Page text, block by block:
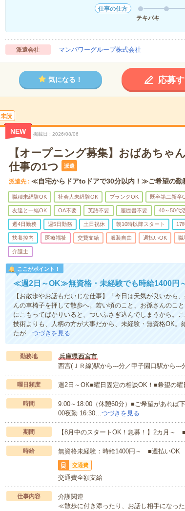
仕事の仕方
テキパキ
派遣会社 マンパワーグループ株式会社
気になる！ 応募
未読
NEW 掲載日 2026/08/06
【オープニング募集】おばあちゃ
仕事の1つ
派遣
派遣先 ≪自宅からドアtoドアで30分以内！≫ご希望の勤
職種未経験OK 社会人未経験OK ブランクOK 既卒第二新卒
友達と一緒OK OA不要 英語不要 履歴書不要 40～50代
週4日勤務 週5日勤務 土日祝休 朝10時以降スタート 17
扶養控内 医療福祉 交費支給 服装自由 週払いOK 職
介護士
ここがポイント！
≪週2日～OK≫無資格・未経験でも時給1400円
【お散歩やお話もだいじな仕事】「今日は天気が良いから
んの車椅子を押して散歩へ。若い頃のこと、お孫さんのこ
にこもってばかりいると、ついふさぎ込んでしまうから。
技術よりも、人柄の方が大事だから、未経験・無資格OK
たが…つづきを見る
勤務地
兵庫県西宮市
西宮(ＪＲ線)駅から---分／甲子園口駅から---
曜日頻度 週2日～OK■曜日固定の相談OK！■希望の曜
時間
9:00～18:00（休憩60分）■ご希望があれば
00夜勤 16:30…つづきを見る
期間 【8月中のスタートOK！急募！】2カ月～
時給 無資格未経験：時給1400円～ ■週払い
交通費
交通費全額支給
仕事内容
介護関連
≪散歩に付き添ったり、お話し相手になっ